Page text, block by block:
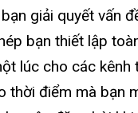
giải quyết vấn
bạn thiết lập
lúc cho các kênh
thời điểm mà bạn